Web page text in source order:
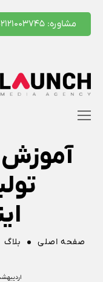
مشاوره: ۰۲۱۲۱۰۰۳۷۴۵
صفحه اصلی بلاگ
اردیبهشت ۲۰,